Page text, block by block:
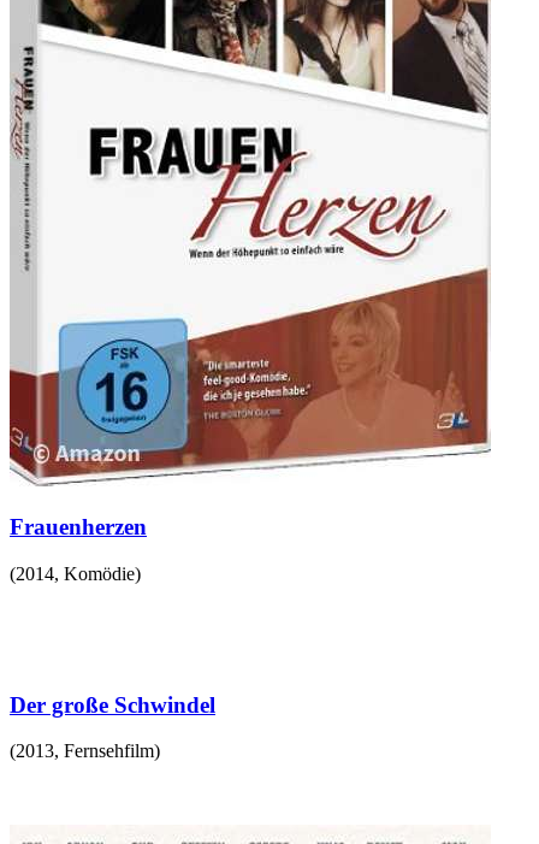
Frauenherzen
(2014, Komödie)
Der große Schwindel
(2013, Fernsehfilm)